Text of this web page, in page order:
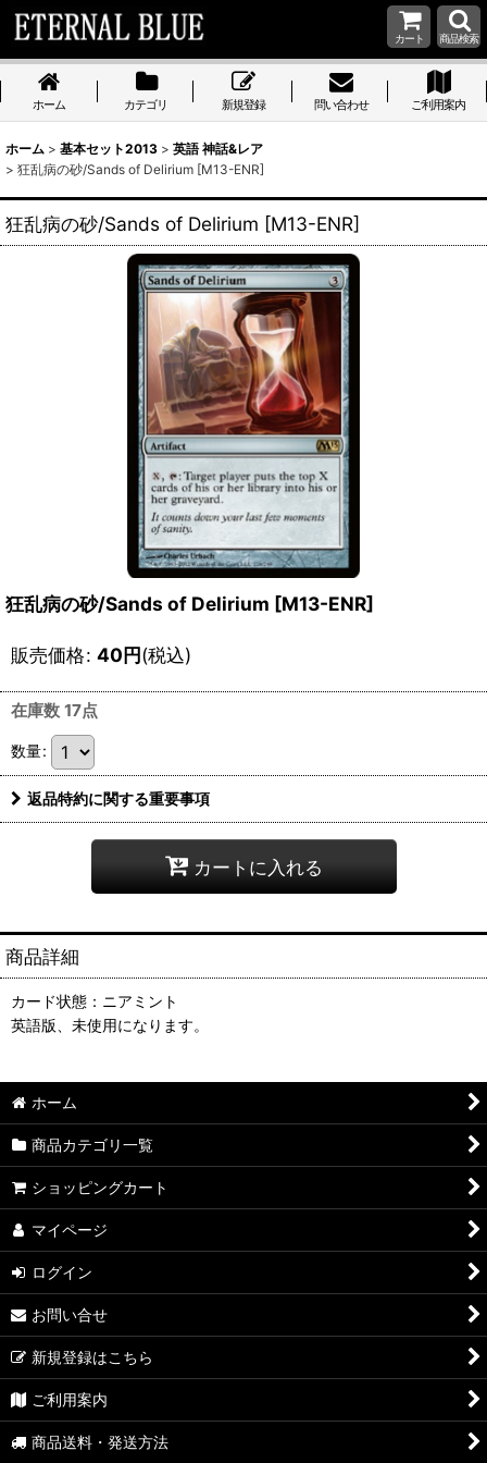
カート 商品検索
ホーム カテゴリ 新規登録 問い合わせ ご利用案内
ホーム > 基本セット2013 > 英語 神話&レア
> 狂乱病の砂/Sands of Delirium [M13-ENR]
狂乱病の砂/Sands of Delirium [M13-ENR]
狂乱病の砂/Sands of Delirium [M13-ENR]
販売価格: 40円(税込)
在庫数 17点
数量:
返品特約に関する重要事項
カートに入れる
商品詳細
カード状態：ニアミント
英語版、未使用になります。
ホーム
商品カテゴリ一覧
ショッピングカート
マイページ
ログイン
お問い合せ
新規登録はこちら
ご利用案内
商品送料・発送方法